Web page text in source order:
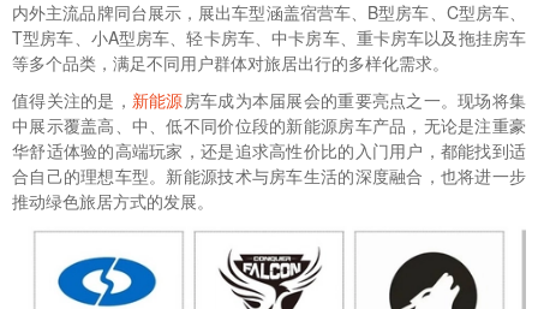
内外主流品牌同台展示，展出车型涵盖宿营车、B型房车、C型房车、
T型房车、小A型房车、轻卡房车、中卡房车、重卡房车以及拖挂房车
等多个品类，满足不同用户群体对旅居出行的多样化需求。
值得关注的是， 新能源房车成为本届展会的重要亮点之一。现场将集
中展示覆盖高、中、低不同价位段的新能源房车产品，无论是注重豪
华舒适体验的高端玩家，还是追求高性价比的入门用户，都能找到适
合自己的理想车型。新能源技术与房车生活的深度融合，也将进一步
推动绿色旅居方式的发展。